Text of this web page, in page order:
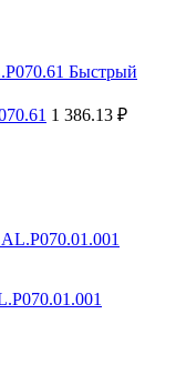
Быстрый
1 386.13 ₽